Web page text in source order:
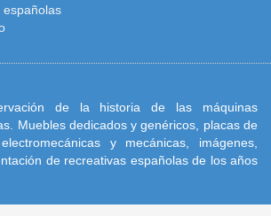
españolas
de la historia de las máquinas
Muebles dedicados y genéricos, placas de
y mecánicas, imágenes,
de recreativas españolas de los años